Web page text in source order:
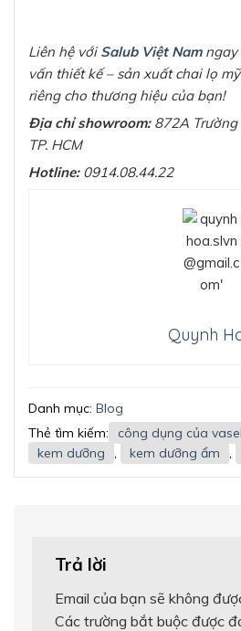
Liên hệ với Salub Việt Namngay
vấn thiết kế – sản xuất chai lọ
riêng cho thương hiệu của bạn!
Địa chỉ showroom:872A Trường
TP. HCM
Hotline:0914.08.44.22
Quynh
Danh mục: Blog
Thẻ tìm kiếm:
công dụng của
kem dưỡng
, kem dưỡng ẩm ,
Trả lời
Email của bạn sẽ không
Các trường bắt buộc được